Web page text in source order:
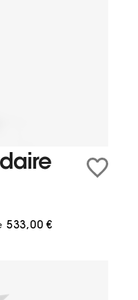
533,00 €